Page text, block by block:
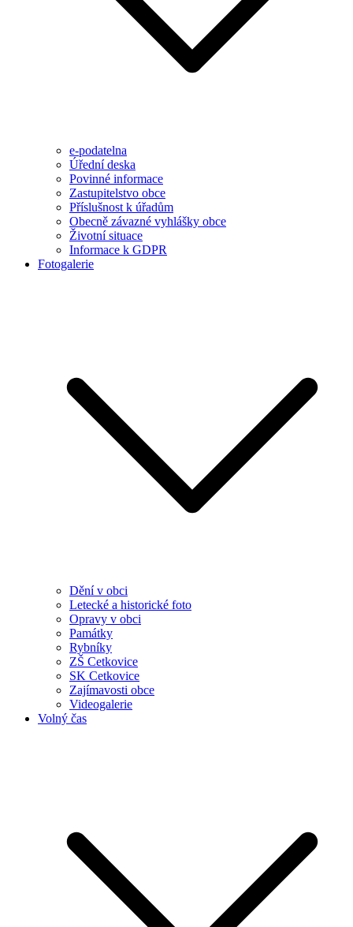
e-podatelna
Úřední deska
Povinné informace
Zastupitelstvo obce
Příslušnost k úřadům
Obecně závazné vyhlášky obce
Životní situace
Informace k GDPR
Fotogalerie
Dění v obci
Letecké a historické foto
Opravy v obci
Památky
Rybníky
ZŠ Cetkovice
SK Cetkovice
Zajímavosti obce
Videogalerie
Volný čas